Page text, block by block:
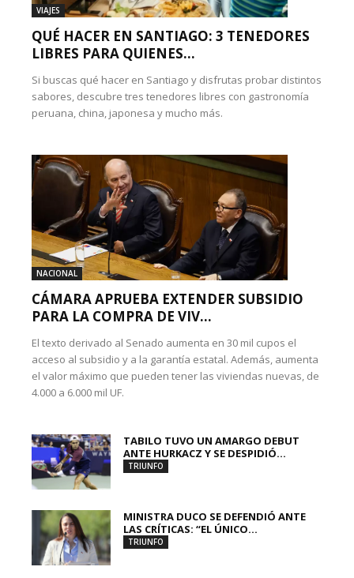
VIAJES
QUÉ HACER EN SANTIAGO: 3 TENEDORES
LIBRES PARA QUIENES...
Si buscas qué hacer en Santiago y disfrutas probar distintos
sabores, descubre tres tenedores libres con gastronomía
peruana, china, japonesa y mucho más.
NACIONAL
CÁMARA APRUEBA EXTENDER SUBSIDIO
PARA LA COMPRA DE VIV...
El texto derivado al Senado aumenta en 30 mil cupos el
acceso al subsidio y a la garantía estatal. Además, aumenta
el valor máximo que pueden tener las viviendas nuevas, de
4.000 a 6.000 mil UF.
TABILO TUVO UN AMARGO DEBUT
ANTE HURKACZ Y SE DESPIDIÓ...
TRIUNFO
MINISTRA DUCO SE DEFENDIÓ ANTE
LAS CRÍTICAS: “EL ÚNICO...
TRIUNFO